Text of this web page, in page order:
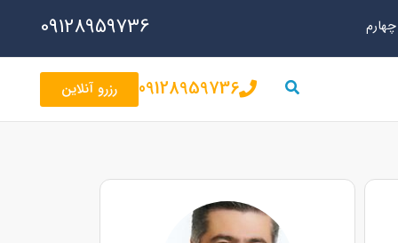
09128959736
09128959736 رزرو آنلاین